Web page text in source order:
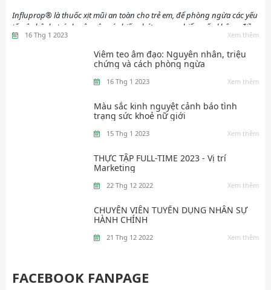
Influprop®️ là thuốc xịt mũi an toàn cho trẻ em, để phòng ngừa các yếu
tố gây bệnh, tránh gây nên các biến chứng nguy hiểm nếu không điều
trị kịp thời
Trẻ em do hệ hô hấp chưa phát triển toàn diện, đường thở ngắn và
hít thở nhiều lần trong một phút nên virus gây bệnh dễ xâm nhập.
Và do sức đề kháng yếu, nên tác nhân lạ dễ dàng tấn công. Để tránh
gây các bệnh đường hô hấp cho trẻ, cần phải có những phương
hợp lý để sử dụng cho trẻ em
16 Thg 1 2023 Xem thêm
Viêm teo âm đạo: Nguyên nhân, triệu
chứng và cách phòng ngừa
16 Thg 1 2023 Xem thêm
Màu sắc kinh nguyệt cảnh báo tình
trạng sức khoẻ nữ giới
15 Thg 1 2023 Xem thêm
THỰC TẬP FULL-TIME 2023 - Vị trí
Marketing
22 Thg 12 2022 Xem thêm
CHUYÊN VIÊN TUYỂN DỤNG NHÂN SỰ
HÀNH CHÍNH
21 Thg 12 2022 Xem thêm
FACEBOOK FANPAGE